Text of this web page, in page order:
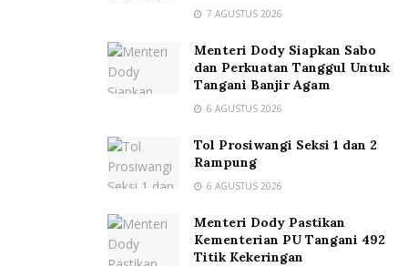
7 AGUSTUS 2026
Menteri Dody Siapkan Sabo
dan Perkuatan Tanggul Untuk
Tangani Banjir Agam
6 AGUSTUS 2026
Tol Prosiwangi Seksi 1 dan 2
Rampung
6 AGUSTUS 2026
Menteri Dody Pastikan
Kementerian PU Tangani 492
Titik Kekeringan